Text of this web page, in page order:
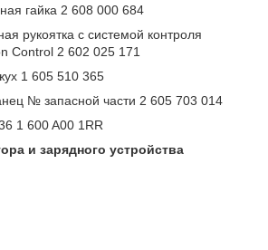
гайка 2 608 000 684
рукоятка с системой контроля
Control 2 602 025 171
1 605 510 365
№ запасной части 2 605 703 014
1 600 A00 1RR
и зарядного устройства